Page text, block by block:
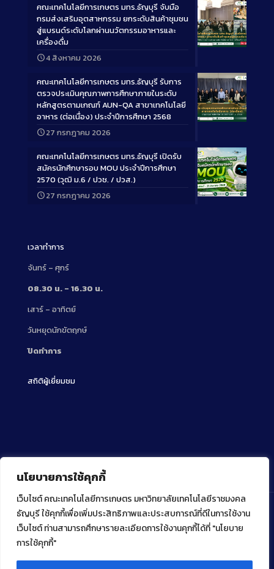
นโยบายการใช้คุกกี้
เว็บไซต์ คณะเทคโนโลยีการเกษตร มหาวิทยาลัยเทคโนโลยีราชมงคล
ธัญบุรี ใช้คุกกี้เพื่อเพิ่มประสิทธิภาพและประสบการณ์ที่ดีในการใช้งาน
เว็บไซต์ ท่านสามารถศึกษารายละเอียดการใช้งานคุกกี้ได้ที่ "นโยบาย
การใช้คุกกี้"
Long
คณะเทคโนโลยีการเกษตร มทร.ธัญบุรี จับมือ
กรมส่งเสริมอุตสาหกรรม ยกระดับสินค้าชุมชน
สู่แบรนด์ระดับโลกผ่านนวัตกรรมอาหารและ
เครื่องดื่ม
4 สิงหาคม 2026
Long
คณะเทคโนโลยีการเกษตร มทร.ธัญบุรี รับการ
ตรวจประเมินคุณภาพการศึกษาภายในระดับ
หลักสูตรตามเกณฑ์ AUN-QA สาขาเทคโนโลยี
อาหาร (ต่อเนื่อง) ประจำปีการศึกษา 2568
27 กรกฎาคม 2026
Long
คณะเทคโนโลยีการเกษตร มทร.ธัญบุรี เปิดรับ
สมัครนักศึกษารอบ MOU ประจำปีการศึกษา
2570 (วุฒิ ม.6 / ปวช. / ปวส.)
27 กรกฎาคม 2026
เวลาทำการ
จันทร์ – ศุกร์
08.30 น. – 16.30 น.
เสาร์ – อาทิตย์
วันหยุดนักขัตฤกษ์
ปิดทำการ
สถิติผู้เยี่ยมชม
Copyright ⓒ 2022 คณะเทคโนโลยีการเกษตร มหาวิทยาลัย